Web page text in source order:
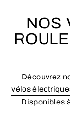
NOS
Découvrez
vélos
Disponibles